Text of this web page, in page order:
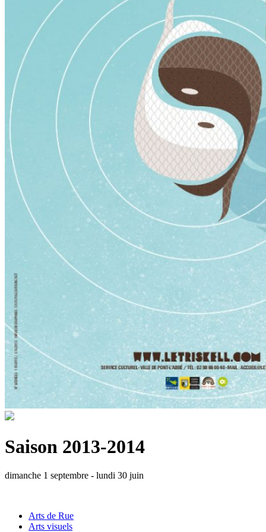
Saison 2013-2014
dimanche 1 septembre - lundi 30 juin
Arts de Rue
Arts visuels